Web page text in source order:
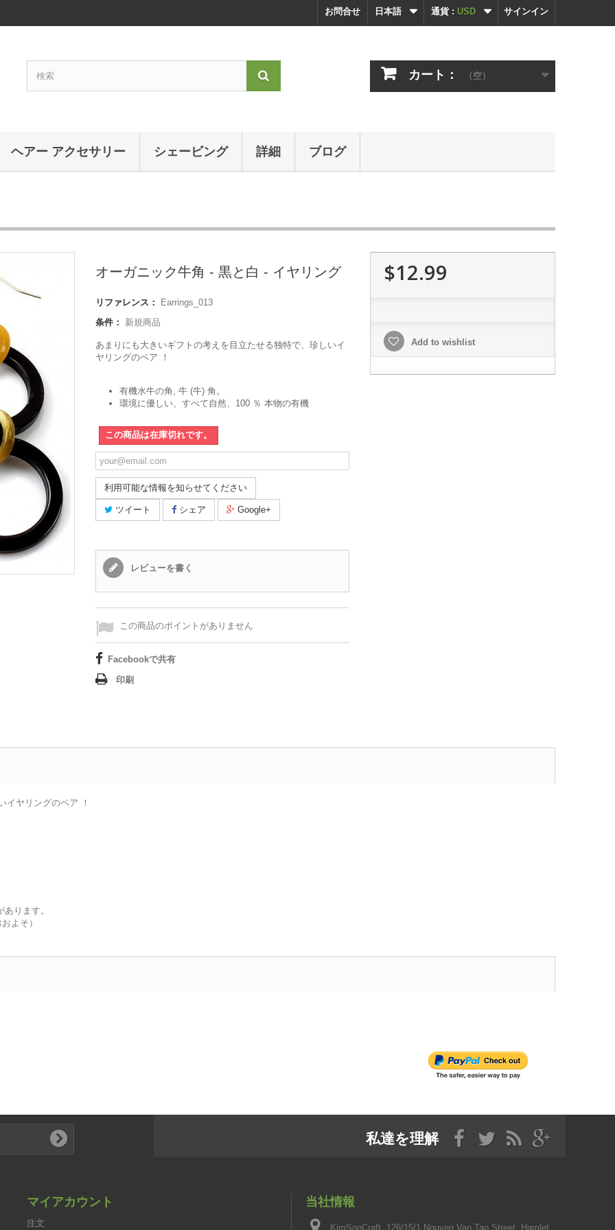
サインイン
通貨 : USD
日本語
お問合せ
カート： （空）
ヘアー アクセサリー シェービング 詳細 ブログ
オーガニック牛角 - 黒と白 - イヤリング
リファレンス：
Earrings_013
条件：
新規商品
あまりにも大きいギフトの考えを目立たせる独特で、珍しいイ
ヤリングのペア ！
有機水牛の角, 牛 (牛) 角。
環境に優しい、すべて自然、100 ％ 本物の有機
この商品は在庫切れです。
利用可能な情報を知らせてください
ツイート シェア Google+
レビューを書く
この商品のポイントがありません
Facebookで共有
印刷
$12.99
Add to wishlist
イヤリングのペア ！
ります。
よそ）
私達を理解
マイアカウント
注文
当社情報
KimSonCraft, 126/15/1 Nguyen Van Tao Street, Hamlet